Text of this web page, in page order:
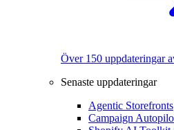
Över 150 uppdateringar
Senaste uppdateringar
Agentic Storefronts
Campaign